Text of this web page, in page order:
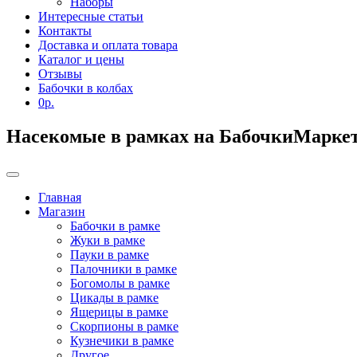
Интересные статьи
Контакты
Доставка и оплата товара
Каталог и цены
Отзывы
Бабочки в колбах
0р.
Насекомые в рамках на
Главная
Магазин
Бабочки в рамке
Жуки в рамке
Пауки в рамке
Палочники в рамке
Богомолы в рамке
Цикады в рамке
Ящерицы в рамке
Скорпионы в рамке
Кузнечики в рамке